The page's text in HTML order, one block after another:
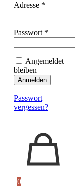
Adresse *
Passwort *
Angemeldet
bleiben
Anmelden
Passwort
vergessen?
0